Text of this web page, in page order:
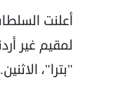
أعلنت
لمقيم غير
"بترا"، الاثنين.